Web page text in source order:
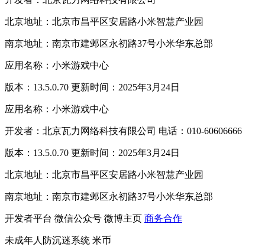
北京地址：北京市昌平区安居路小米智慧产业园
南京地址：南京市建邺区永初路37号小米华东总部
应用名称：小米游戏中心
版本：13.5.0.70 更新时间：2025年3月24日
应用名称：小米游戏中心
开发者：北京瓦力网络科技有限公司 电话：010-60606666
版本：13.5.0.70 更新时间：2025年3月24日
北京地址：北京市昌平区安居路小米智慧产业园
南京地址：南京市建邺区永初路37号小米华东总部
开发者平台 微信公众号 微博主页 商务合作
未成年人防沉迷系统 米币